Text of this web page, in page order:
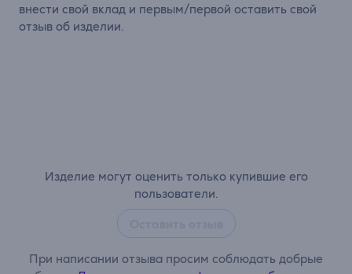
Изделие могут оценить только купившие его
пользователи.
При написании отзыва просим соблюдать добрые
внести свой вклад и первым/первой оставить свой
отзыв об изделии.